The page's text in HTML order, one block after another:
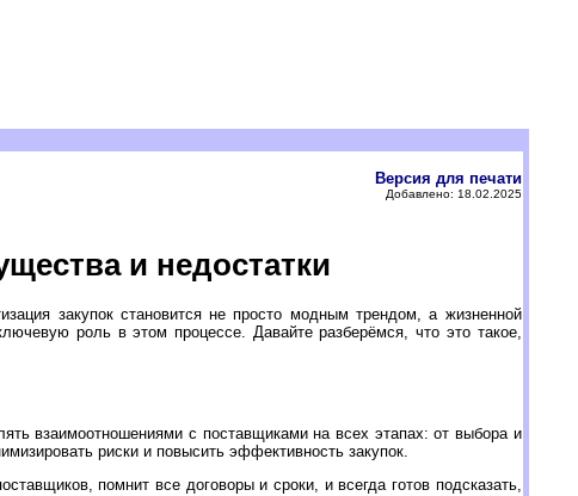
Версия для печати
Добавлено: 18.02.2025
и недостатки
закупок становится не просто модным трендом, а жизненной
роль в этом процессе. Давайте разберёмся, что это такое,
взаимоотношениями с поставщиками на всех этапах: от выбора и
риски и повысить эффективность закупок.
помнит все договоры и сроки, и всегда готов подсказать,